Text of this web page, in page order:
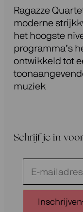
Ragazze
moderne
het hoogste
programma’s
ontwikkeld tot
muziek
Schrijf je in
Schrijf
je
voorInschrijven